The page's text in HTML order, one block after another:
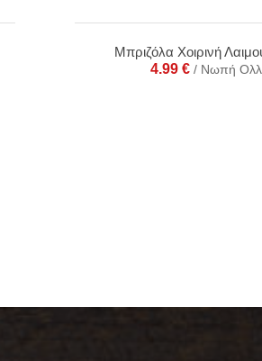
Μπριζόλα Χοιρινή
4.99€ / Νωπή